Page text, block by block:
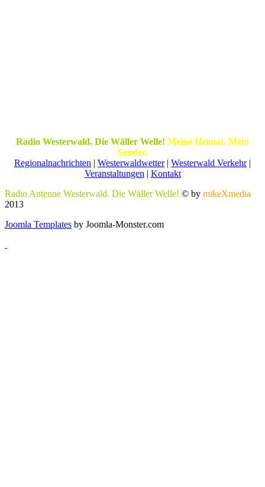
Radio Westerwald. Die Wäller Welle! Meine Heimat. Mein
Sender.
Regionalnachrichten | Westerwaldwetter| Westerwald Verkehr|
Veranstaltungen | Kontakt
Radio Antenne Westerwald. Die Wäller Welle! © by mikeXmedia
2013
Joomla Templates by Joomla-Monster.com